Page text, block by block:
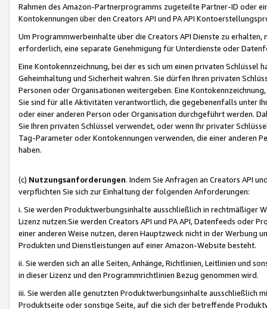
Rahmen des Amazon-Partnerprogramms zugeteilte Partner-ID oder
Kontokennungen über den Creators API und PA API
Um Programmwerbeinhalte über die Creators API Dienste zu
erforderlich, eine separate Genehmigung für Unterdienste oder
Eine Kontokennzeichnung, bei der es sich um einen privaten
Geheimhaltung und Sicherheit wahren. Sie dürfen Ihren privaten
Personen oder Organisationen weitergeben. Eine
Sie sind für alle Aktivitäten verantwortlich, die gegebenenfalls unter
oder einer anderen Person oder Organisation durchgeführt werden.
Sie Ihren privaten Schlüssel verwendet, oder wenn Ihr privater
Tag-Parameter oder Kontokennungen verwenden, die einer anderen
haben.
(c) Nutzungsanforderungen. Indem Sie Anfragen an Creators API
verpflichten Sie sich zur Einhaltung der folgenden Anforderungen:
i. Sie werden Produktwerbungsinhalte ausschließlich in rechtmäßiger
Lizenz nutzen.Sie werden Creators API und PA API, Datenfeeds oder
einer anderen Weise nutzen, deren Hauptzweck nicht in der Werbung
Produkten und Dienstleistungen auf einer Amazon-Website besteht.
ii. Sie werden sich an alle Seiten, Anhänge, Richtlinien, Leitlinien und
in dieser Lizenz und den Programmrichtlinien Bezug genommen wird.
iii. Sie werden alle genutzten Produktwerbungsinhalte ausschließlich
Produktseite oder sonstige Seite, auf die sich der betreffende